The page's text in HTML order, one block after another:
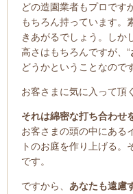
どの造園業者もプロです
もちろん持っています。
きあがるでしょう。しか
高さはもちろんですが、“
どうかということなので
お客さまに気に入って頂
それは綿密な打ち合わせ
お客さまの頭の中にある
トのお庭を作り上げる。
です。
ですから、 あなたも遠慮